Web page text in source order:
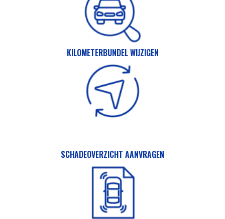
KILOMETERBUNDEL WIJZIGEN
SCHADEOVERZICHT AANVRAGEN